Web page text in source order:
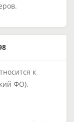
к
ФО).